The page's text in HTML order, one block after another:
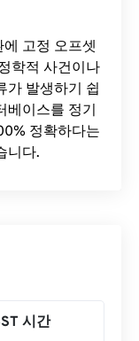
고정 오프셋
학적 사건이나
가 발생하기 쉽
이스를 정기
정확하다는
니다.
시간